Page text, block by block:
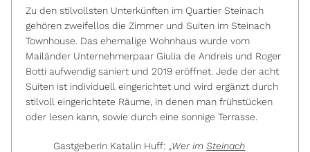
Zu den stilvollsten Unterkünften im Quartier Steinach
gehören zweifellos die Zimmer und Suiten im Steinach
Townhouse. Das ehemalige Wohnhaus wurde vom
Mailänder Unternehmerpaar Giulia de Andreis und Roger
Botti aufwendig saniert und 2019 eröffnet. Jede der acht
Suiten ist individuell eingerichtet und wird ergänzt durch
stilvoll eingerichtete Räume, in denen man frühstücken
oder lesen kann, sowie durch eine sonnige Terrasse.
Gastgeberin Katalin Huff: „ Wer imSteinach